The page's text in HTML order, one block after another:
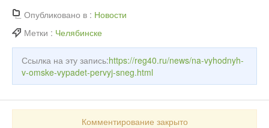
Опубликовано в : Новости
Метки : Челябинске
Ссылка на эту запись:https://reg40.ru/news/na-vyhodnyh-
v-omske-vypadet-pervyj-sneg.html
Комментирование закрыто